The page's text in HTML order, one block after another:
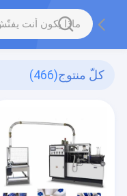
كلّ منتوج(466)